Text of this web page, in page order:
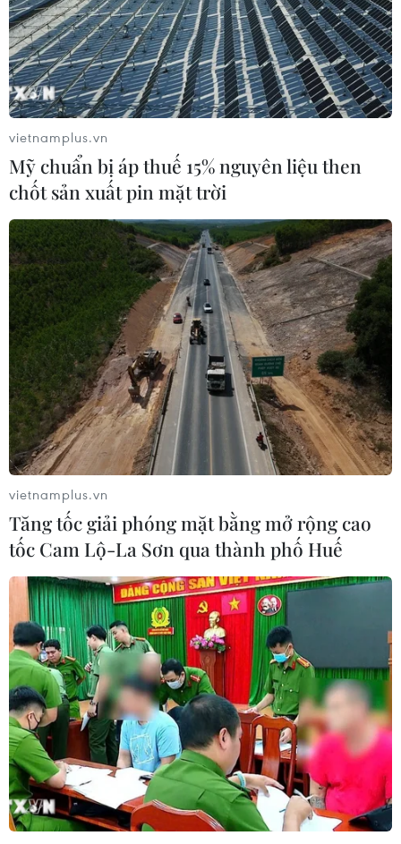
TIN CÙNG CHUYÊN MỤC
Mở 1 cửa xả đáy hồ thủy điện Hòa
Bình vào 16 giờ ngày 6/8
06/08/2026 06:28
Quảng Trị: Mùa mưa lũ cận kề,
thường trực nỗi lo bờ sông 'nuốt' đất
06/08/2026 05:14
vietnamplus.vn
Mỹ chuẩn bị áp thuế 15% nguyên liệu then
chốt sản xuất pin mặt trời
vietnamplus.vn
Tăng tốc giải phóng mặt bằng mở rộng cao
tốc Cam Lộ-La Sơn qua thành phố Huế